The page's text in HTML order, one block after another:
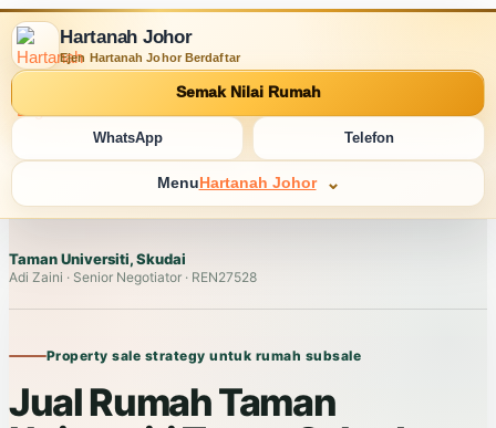
Hartanah Johor
Ejen Hartanah Johor Berdaftar
Semak Nilai Rumah
WhatsApp Telefon
Menu Hartanah Johor
Taman Universiti, Skudai
Adi Zaini · Senior Negotiator · REN27528
Property sale strategy untuk rumah subsale
Jual Rumah Taman